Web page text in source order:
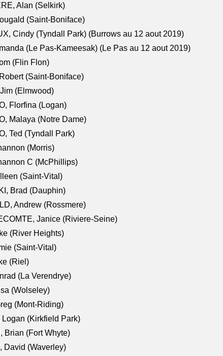
Alan (Selkirk)
(Saint-Boniface)
Cindy (Tyndall Park) (Burrows au 12 aout 2019)
(Le Pas-Kameesak) (Le Pas au 12 aout 2019)
(Flin Flon)
(Saint-Boniface)
(Elmwood)
Florfina (Logan)
Malaya (Notre Dame)
Ted (Tyndall Park)
(Morris)
C (McPhillips)
(Saint-Vital)
Brad (Dauphin)
Andrew (Rossmere)
Janice (Riviere-Seine)
(River Heights)
(Saint-Vital)
(Riel)
(La Verendrye)
(Wolseley)
(Mont-Riding)
(Kirkfield Park)
Brian (Fort Whyte)
David (Waverley)